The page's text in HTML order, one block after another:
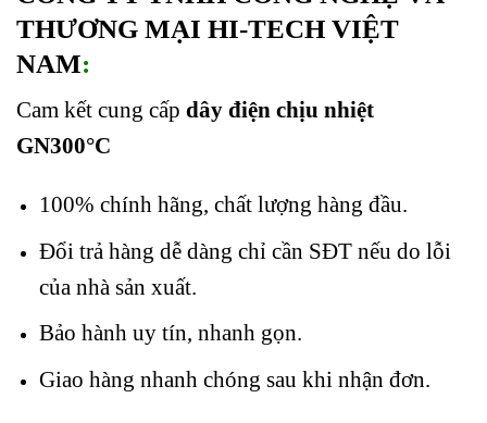
THƯƠNG MẠI HI-TECH VIỆT
NAM:
Cam kết cung cấp dây điện chịu nhiệt
GN300°C
100% chính hãng, chất lượng hàng đầu.
Đổi trả hàng dễ dàng chỉ cần SĐT nếu do lỗi
của nhà sản xuất.
Bảo hành uy tín, nhanh gọn.
Giao hàng nhanh chóng sau khi nhận đơn.